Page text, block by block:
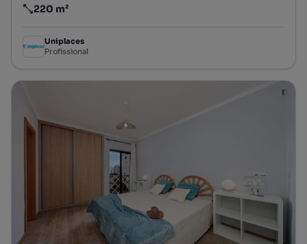
Preço por metro quadrado
220 m²
Uniplaces
Profissional